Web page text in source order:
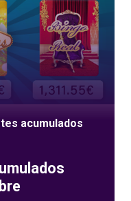
acumulados